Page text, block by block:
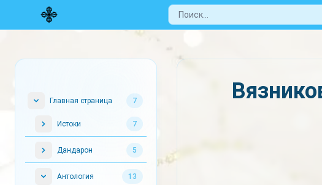
Главная страница 7
Истоки 7
Дандарон 5
Антология 13